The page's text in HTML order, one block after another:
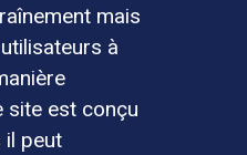
mais
à
site est conçu
il peut